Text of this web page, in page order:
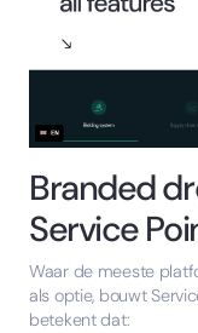
Branded
Service
Waar de meeste
als optie, bouwt
betekent dat: